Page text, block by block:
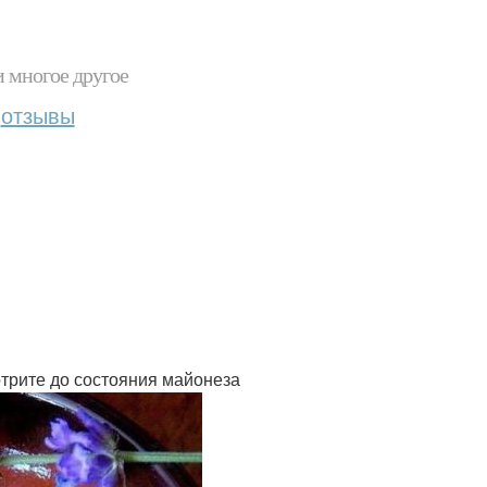
другое
отзывы
до состояния майонеза